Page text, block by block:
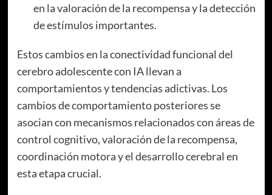
en la valoración de la recompensa y la detección
de estímulos importantes.
Estos cambios en la conectividad funcional del
cerebro adolescente con IA llevan a
comportamientos y tendencias adictivas. Los
cambios de comportamiento posteriores se
asocian con mecanismos relacionados con áreas de
control cognitivo, valoración de la recompensa,
coordinación motora y el desarrollo cerebral en
esta etapa crucial.